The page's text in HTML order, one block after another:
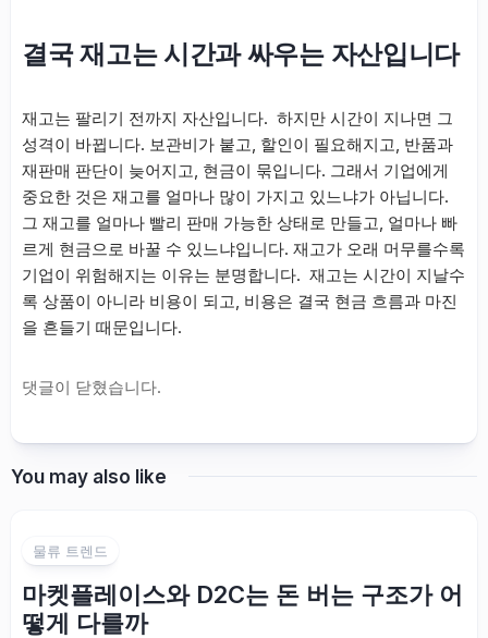
결국 재고는 시간과 싸우는 자산입니다
재고는 팔리기 전까지 자산입니다. 하지만 시간이 지나면 그
성격이 바뀝니다. 보관비가 붙고, 할인이 필요해지고, 반품과
재판매 판단이 늦어지고, 현금이 묶입니다. 그래서 기업에게
중요한 것은 재고를 얼마나 많이 가지고 있느냐가 아닙니다.
그 재고를 얼마나 빨리 판매 가능한 상태로 만들고, 얼마나 빠
르게 현금으로 바꿀 수 있느냐입니다. 재고가 오래 머무를수록
기업이 위험해지는 이유는 분명합니다. 재고는 시간이 지날수
록 상품이 아니라 비용이 되고, 비용은 결국 현금 흐름과 마진
을 흔들기 때문입니다.
댓글이 닫혔습니다.
You may also like
물류 트렌드
마켓플레이스와 D2C는 돈 버는 구조가 어
떻게 다를까